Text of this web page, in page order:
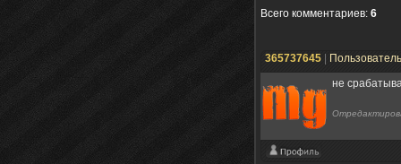
Всего комментариев: 6
365737645
не